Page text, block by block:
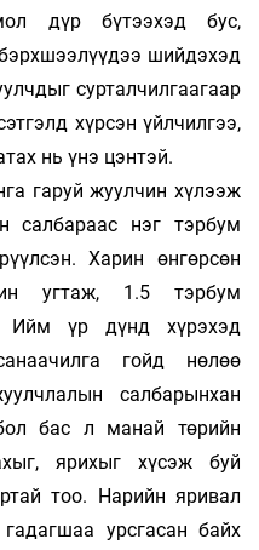
дүр бүтээхэд бус,
шийдэхэд
сурталчилгаагаар
хүрсэн үйлчилгээ,
нь үнэ цэнтэй.
гаруй жуулчин хүлээж
салбараас нэг тэрбум
Харин өнгөрсөн
угтаж, 1.5 тэрбум
Ийм үр дүнд хүрэхэд
гойд нөлөө
салбарынхан
бас л манай төрийн
ярихыг хүсэж буй
тоо. Нарийн яривал
урсгасан байх